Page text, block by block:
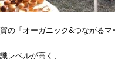
の「オーガニック&つながるマ
レベルが高く、